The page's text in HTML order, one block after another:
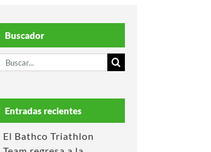
Buscador
Buscar:
Entradas recientes
El Bathco Triathlon